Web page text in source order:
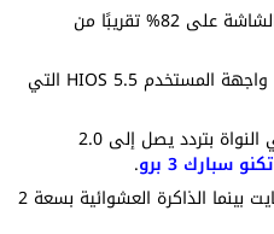
ابعاد العرض 20:9 كما تستحوذ الشاشة على 82% تقريبًا من
نظام التشغيل اندرويد 9.0 بينما واجهة المستخدم HIOS 5.5 التي
المعالج من شركة ميدياتك رباعي النواة بتردد يصل إلى 2.0
تكنو سبارك 3 برو
.
الذاكرة الداخلية بسعة 32 جيجابايت بينما الذاكرة العشوائية بسعة 2